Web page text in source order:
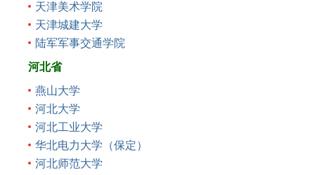
天津美术学院
天津城建大学
陆军军事交通学院
河北省
燕山大学
河北大学
河北工业大学
华北电力大学（保定）
河北师范大学